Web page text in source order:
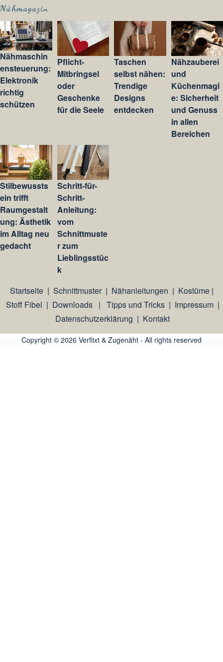
Nähmagazin
Nähmaschin
ensteuerung:
Elektronik
richtig
schützen
Pflicht-
Mitbringsel
oder
Geschenke
für die Seele
Taschen
selbst nähen:
Trendige
Designs
entdecken
Nähzauberei
und
Küchenmagi
e: Sicherheit
und Genuss
in allen
Bereichen
Stilbewussts
ein trifft
Raumgestalt
ung: Ästhetik
im Alltag neu
gedacht
Schritt-für-
Schritt-
Anleitung:
vom
Schnittmuste
r zum
Lieblingsstüc
k
Startseite| Schnittmuster| Nähanleitungen | Kostüme|
Stoff Fibel | Downloads | Tipps und Tricks| Impressum|
Datenschutzerklärung | Kontakt
Copyright © 2026 Verflixt & Zugenäht - All rights reserved